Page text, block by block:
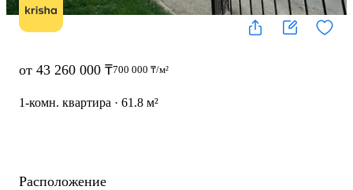
от 43 260 000 ₸700 000 ₸/м²
1-комн. квартира · 61.8 м²
Расположение